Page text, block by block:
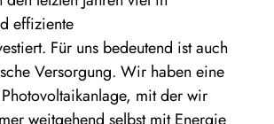
effiziente
Für uns bedeutend ist auch
Versorgung. Wir haben eine
mit der wir